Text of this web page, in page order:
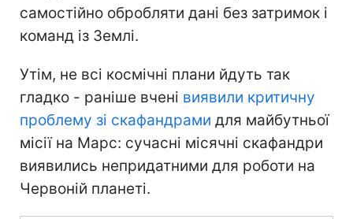
самостійно обробляти дані без затримок і
команд із Землі.
Утім, не всі космічні плани йдуть так
гладко - раніше вчені виявили критичну
проблему зі скафандрами для майбутньої
місії на Марс: сучасні місячні скафандри
виявились непридатними для роботи на
Червоній планеті.